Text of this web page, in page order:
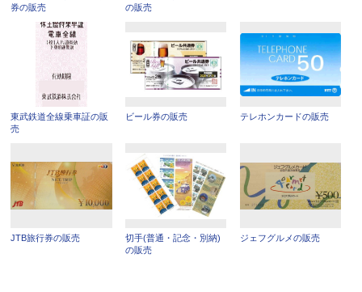
券の販売
の販売
東武鉄道全線乗車証の販
売
ビール券の販売 テレホンカードの販売
JTB旅行券の販売
切手(普通・記念・別納)
の販売
ジェフグルメの販売